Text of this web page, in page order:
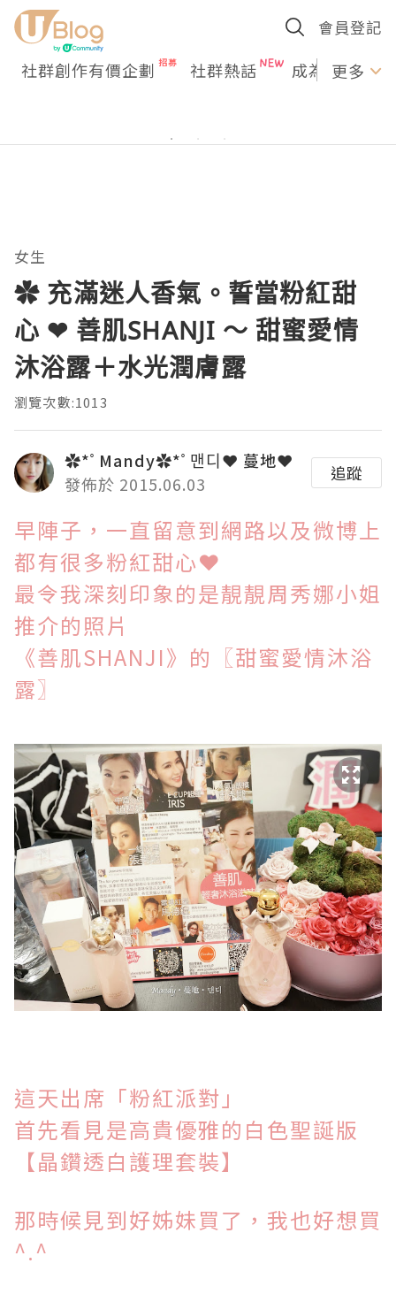
會員登記
社群創作有價企劃 社群熱話 成為U更多
女生
✿ 充滿迷人香氣。誓當粉紅甜
心 ❤ 善肌SHANJI ～ 甜蜜愛情
沐浴露＋水光潤膚露
瀏覽次數:1013
✿*ﾟMandy✿*ﾟ맨디❤ 蔓地❤
發佈於 2015.06.03
追蹤
早陣子，一直留意到網路以及微博上
都有很多粉紅甜心❤
最令我深刻印象的是靚靚周秀娜小姐
推介的照片
《善肌SHANJI》的〖甜蜜愛情沐浴
露〗
這天出席「粉紅派對」
首先看見是高貴優雅的 白色聖誕版
【晶鑽透白護理套裝】
那時候見到好姊妹買了，我也好想買
^.^